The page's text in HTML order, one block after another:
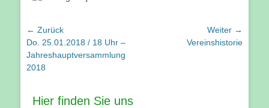
Beitragsnavigation
← Zurück
Vorhergehender
Beitrag:
Do. 25.01.2018 / 18 Uhr –
Jahreshauptversammlung
2018
Weiter →
Vereinshistorie
Hier finden Sie uns